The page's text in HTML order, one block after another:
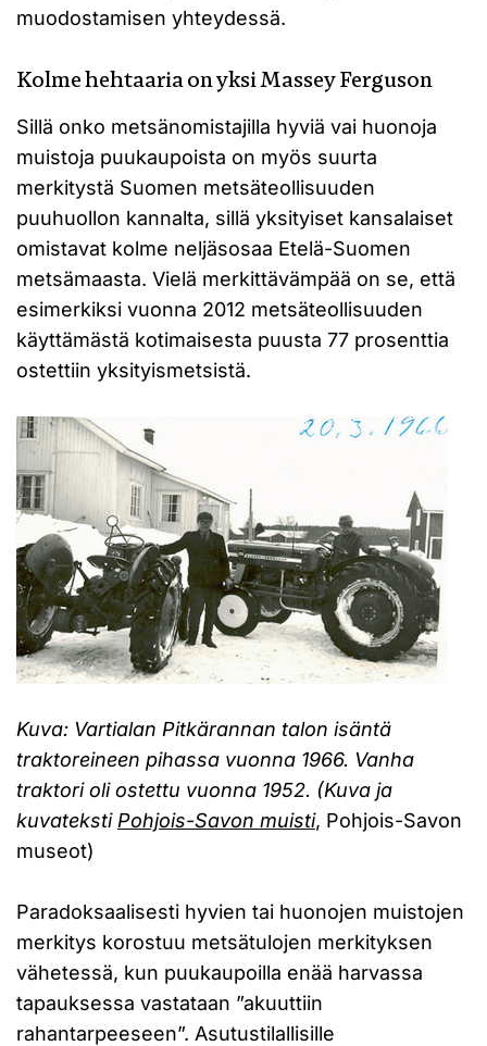
muodostamisen yhteydessä.
Kolme hehtaaria on yksi Massey Ferguson
Sillä onko metsänomistajilla hyviä vai huonoja
muistoja puukaupoista on myös suurta
merkitystä Suomen metsäteollisuuden
puuhuollon kannalta, sillä yksityiset kansalaiset
omistavat kolme neljäsosaa Etelä-Suomen
metsämaasta. Vielä merkittävämpää on se, että
esimerkiksi vuonna 2012 metsäteollisuuden
käyttämästä kotimaisesta puusta 77 prosenttia
ostettiin yksityismetsistä.
Kuva: Vartialan Pitkärannan talon isäntä
traktoreineen pihassa vuonna 1966. Vanha
traktori oli ostettu vuonna 1952. (Kuva ja
kuvateksti Pohjois-Savon muisti, Pohjois-Savon
museot)
Paradoksaalisesti hyvien tai huonojen muistojen
merkitys korostuu metsätulojen merkityksen
vähetessä, kun puukaupoilla enää harvassa
tapauksessa vastataan ”akuuttiin
rahantarpeeseen”. Asutustilallisille